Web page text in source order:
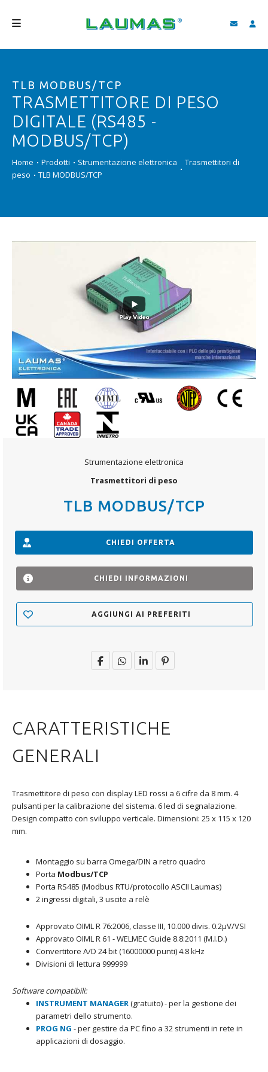
PRODOTTI
SERVIZI
ASSISTENZA E DOWNLOAD
VIDEO
TLB MODBUS/TCP
TRASMETTITORE DI PESO
DIGITALE (RS485 -
MODBUS/TCP)
Home Prodotti Strumentazione elettronica
Trasmettitori di
peso
TLB MODBUS/TCP
Strumentazione elettronica
Trasmettitori di peso
TLB MODBUS/TCP
CHIEDI OFFERTA
CHIEDI INFORMAZIONI
AGGIUNGI AI PREFERITI
CARATTERISTICHE
GENERALI
Trasmettitore di peso con display LED rossi a 6 cifre da 8 mm. 4
pulsanti per la calibrazione del sistema. 6 led di segnalazione.
Design compatto con sviluppo verticale. Dimensioni: 25 x 115 x 120
mm.
Montaggio su barra Omega/DIN a retro quadro
Porta Modbus/TCP
Porta RS485 (Modbus RTU/protocollo ASCII Laumas)
2 ingressi digitali, 3 uscite a relè
Approvato OIML R 76:2006, classe III, 10.000 divis. 0.2μV/VSI
Approvato OIML R 61 - WELMEC Guide 8.8:2011 (M.I.D.)
Convertitore A/D 24 bit (16000000 punti) 4.8 kHz
Divisioni di lettura 999999
Software compatibili:
INSTRUMENT MANAGER(gratuito) - per la gestione dei
parametri dello strumento.
PROG NG -per gestire da PC fino a 32 strumenti in rete in
applicazioni di dosaggio.